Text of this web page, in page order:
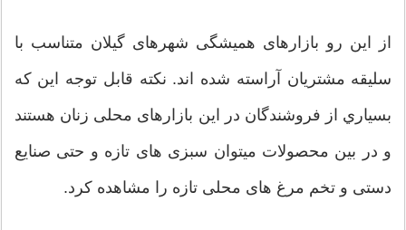
از این رو بازارهای همیشگی شهرهای گیلان متناسب با
سلیقه مشتریان آراسته شده اند. نکته قابل توجه این که
بسياري از فروشندگان در این بازارهای محلی زنان هستند
و در بین محصولات میتوان سبزی های تازه و حتی صنایع
دستی و تخم مرغ های محلی تازه را مشاهده کرد.